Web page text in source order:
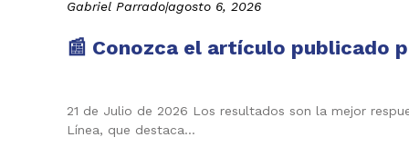
Gabriel Parrado|agosto 6, 2026
📰 Conozca el artículo publicado
21 de Julio de 2026 Los resultados son la mejor
Línea, que destaca…